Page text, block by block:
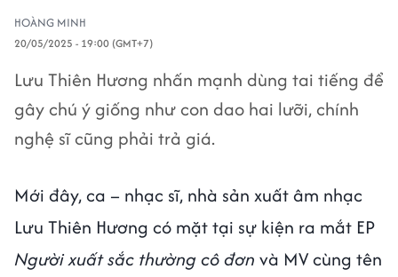
HOÀNG MINH
20/05/2025 - 19:00 (GMT+7)
Lưu Thiên Hương nhấn mạnh dùng tai tiếng để
gây chú ý giống như con dao hai lưỡi, chính
nghệ sĩ cũng phải trả giá.
Mới đây, ca – nhạc sĩ, nhà sản xuất âm nhạc
Lưu Thiên Hương có mặt tại sự kiện ra mắt EP
Người xuất sắc thường cô đơn và MV cùng tên